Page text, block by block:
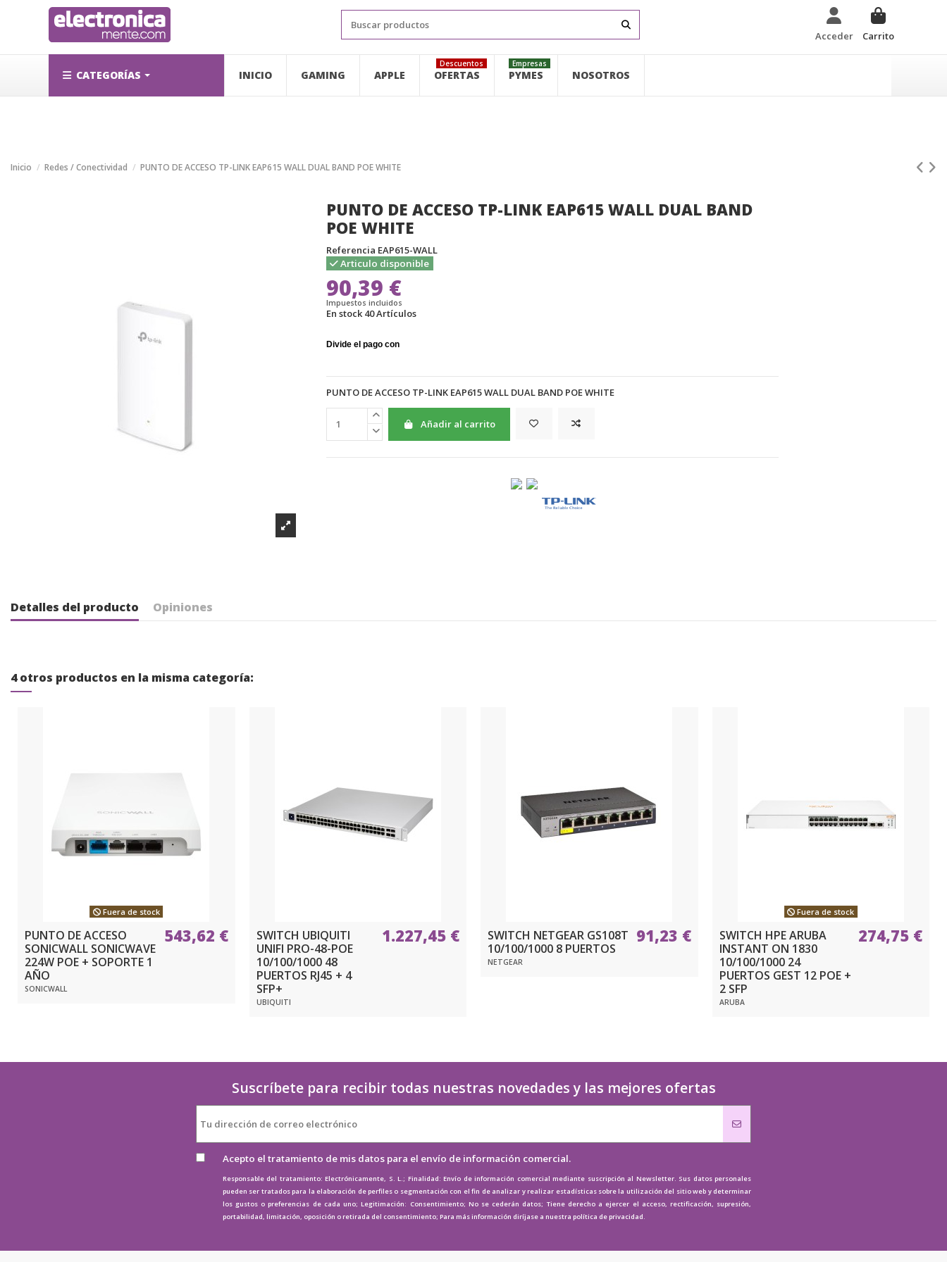
Acceder Carrito
CATEGORÍAS INICIO GAMING APPLE OFERTAS
Descuentos
PYMES
Empresas
NOSOTROS
Inicio Redes / Conectividad PUNTO DE ACCESO TP-LINK EAP615 WALL DUAL BAND POE WHITE
PUNTO DE ACCESO TP-LINK EAP615 WALL DUAL BAND
POE WHITE
Referencia EAP615-WALL
Articulo disponible
90,39 €
Impuestos incluidos
En stock 40 Artículos
PUNTO DE ACCESO TP-LINK EAP615 WALL DUAL BAND POE WHITE
Añadir al carrito
Detalles del producto Opiniones
4 otros productos en la misma categoría:
Fuera de stock
PUNTO DE ACCESO
SONICWALL SONICWAVE
224W POE + SOPORTE 1
AÑO
SONICWALL
543,62 €
SWITCH UBIQUITI
UNIFI PRO-48-POE
10/100/1000 48
PUERTOS RJ45 + 4
SFP+
UBIQUITI
1.227,45 €
SWITCH NETGEAR GS108T
10/100/1000 8 PUERTOS
NETGEAR
91,23 €
Fuera de stock
SWITCH HPE ARUBA
INSTANT ON 1830
10/100/1000 24
PUERTOS GEST 12 POE +
2 SFP
ARUBA
274,75 €
Suscríbete para recibir todas nuestras novedades y las mejores ofertas
Acepto el tratamiento de mis datos para el envío de información comercial.
Responsable del tratamiento: Electrónicamente, S. L.; Finalidad: Envío de información comercial mediante suscripción al Newsletter. Sus datos personales
pueden ser tratados para la elaboración de perfiles o segmentación con el fin de analizar y realizar estadísticas sobre la utilización del sitio web y determinar
los gustos o preferencias de cada uno; Legitimación: Consentimiento; No se cederán datos; Tiene derecho a ejercer el acceso, rectificación, supresión,
portabilidad, limitación, oposición o retirada del consentimiento; Para más información diríjase a nuestra política de privacidad.